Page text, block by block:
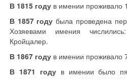
В 1815 году в имении проживало
В 1857 годубыла проведена
Хозяевами имения
Кройцалер.
В 1867 году в имении проживало
В 1871 году в имении было